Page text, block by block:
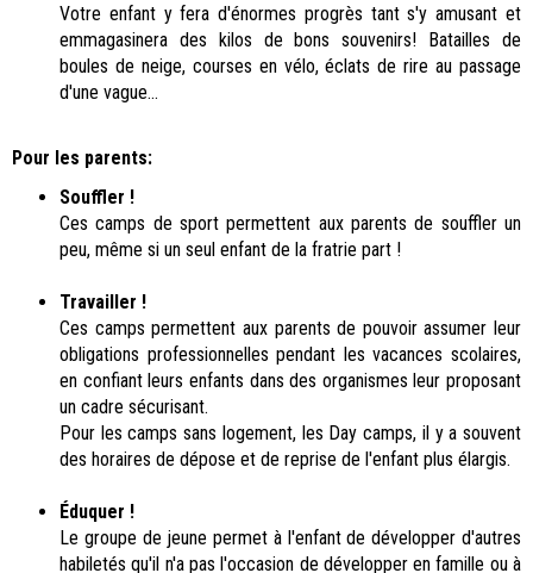
Votre enfant y fera d'énormes progrès tant s'y amusant et
emmagasinera des kilos de bons souvenirs! Batailles de
boules de neige, courses en vélo, éclats de rire au passage
d'une vague...
Pour les parents:
Souffler !
Ces camps de sportpermettent aux parents de souffler un
peu, même si un seul enfant de la fratrie part !
Travailler !
Ces camps permettent aux parents de pouvoir assumer leur
obligations professionnelles pendant les vacances scolaires,
en confiant leurs enfants dans des organismes leur proposant
un cadre sécurisant.
Pour les camps sans logement, les Day camps, il y a souvent
des horaires de dépose et de reprise de l'enfant plus élargis.
Éduquer !
Le groupe de jeune permet à l'enfant de développer d'autres
habiletés qu'il n'a pas l'occasion de développer en famille ou à